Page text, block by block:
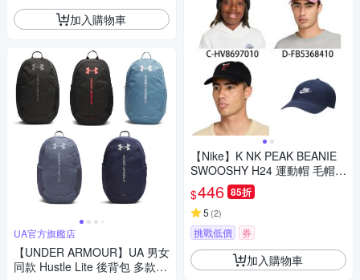
加入購物車
UA官方旗艦店
【UNDER ARMOUR】UA 男女
同款 Hustle Lite 後背包 多款任
【Nike】K NK PEAK BEANIE
SWOOSHY H24 運動帽 毛帽
男女/兒童 A-HF7181010 B-FZ
5698699 精選十一款
$446 85折
5 (2)
挑戰低價 券
加入購物車